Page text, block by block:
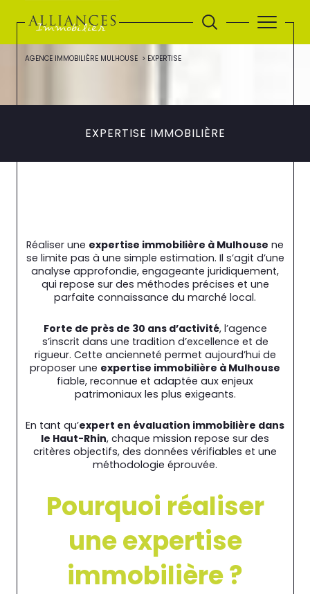
AGENCE IMMOBILIÈRE MULHOUSE EXPERTISE
EXPERTISE IMMOBILIÈRE
Réaliser une expertise immobilière à Mulhouse ne
se limite pas à une simple estimation. Il s’agit d’une
analyse approfondie, engageante juridiquement,
qui repose sur des méthodes précises et une
parfaite connaissance du marché local.
Forte de près de 30 ans d’activité, l’agence
s’inscrit dans une tradition d’excellence et de
rigueur. Cette ancienneté permet aujourd’hui de
proposer une expertise immobilière à Mulhouse
fiable, reconnue et adaptée aux enjeux
patrimoniaux les plus exigeants.
En tant qu’expert en évaluation immobilière dans
le Haut-Rhin, chaque mission repose sur des
critères objectifs, des données vérifiables et une
méthodologie éprouvée.
Pourquoi réaliser
une expertise
immobilière ?